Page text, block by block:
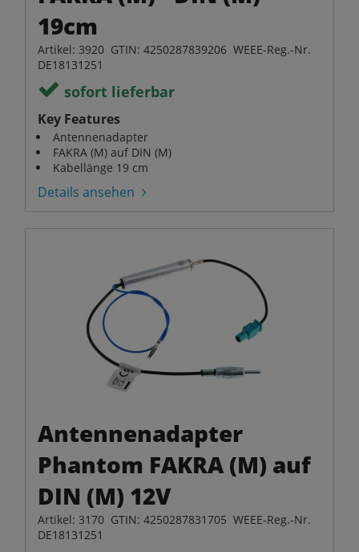
19cm
Artikel: 3920 GTIN: 4250287839206 WEEE-Reg.-Nr.
DE18131251
sofort lieferbar
Key Features
Antennenadapter
FAKRA (M) auf DIN (M)
Kabellänge 19 cm
Details ansehen
Antennenadapter
Phantom FAKRA (M) auf
DIN (M) 12V
Artikel: 3170 GTIN: 4250287831705 WEEE-Reg.-Nr.
DE18131251